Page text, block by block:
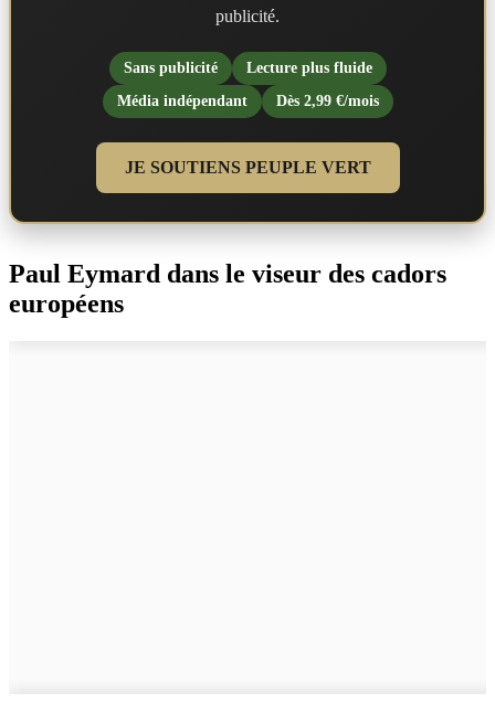
publicité.
Sans publicité
Lecture plus fluide
Média indépendant
Dès 2,99 €/mois
JE SOUTIENS PEUPLE VERT
Paul Eymard dans le viseur des cadors
européens